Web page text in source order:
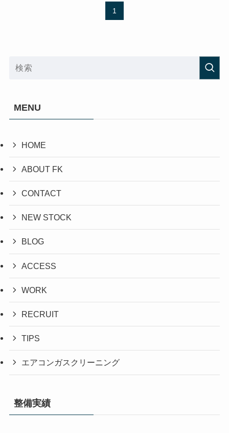
1
MENU
HOME
ABOUT FK
CONTACT
NEW STOCK
BLOG
ACCESS
WORK
RECRUIT
TIPS
エアコンガスクリーニング
整備実績